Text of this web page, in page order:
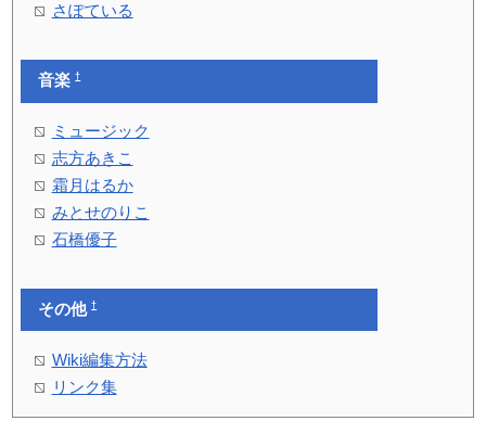
さぽている
音楽†
ミュージック
志方あきこ
霜月はるか
みとせのりこ
石橋優子
その他†
Wiki編集方法
リンク集